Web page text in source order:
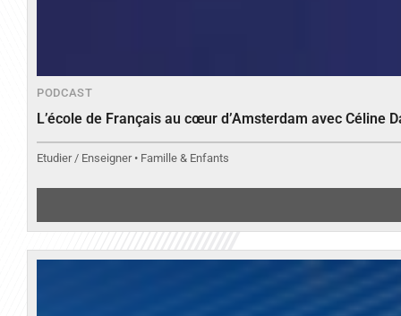
PODCAST
L’école de Français au cœur d’Amsterdam avec Céline
Etudier / Enseigner • Famille & Enfants